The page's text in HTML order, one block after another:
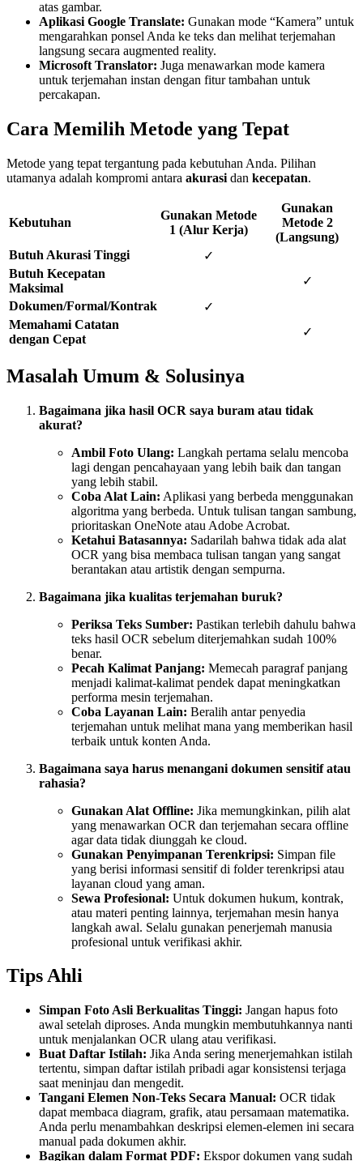
atas gambar.
Aplikasi Google Translate: Gunakan mode “Kamera” untuk
mengarahkan ponsel Anda ke teks dan melihat terjemahan
langsung secara augmented reality.
Microsoft Translator: Juga menawarkan mode kamera
untuk terjemahan instan dengan fitur tambahan untuk
percakapan.
Cara Memilih Metode yang Tepat
Metode yang tepat tergantung pada kebutuhan Anda. Pilihan
utamanya adalah kompromi antara akurasi dan kecepatan.
Kebutuhan
Gunakan Metode
1 (Alur Kerja)
Gunakan
Metode 2
(Langsung)
Butuh Akurasi Tinggi
✓
Butuh Kecepatan
Maksimal
✓
Dokumen/Formal/Kontrak
✓
Memahami Catatan
dengan Cepat
✓
Masalah Umum & Solusinya
Bagaimana jika hasil OCR saya buram atau tidak
akurat?
Ambil Foto Ulang: Langkah pertama selalu mencoba
lagi dengan pencahayaan yang lebih baik dan tangan
yang lebih stabil.
Coba Alat Lain: Aplikasi yang berbeda menggunakan
algoritma yang berbeda. Untuk tulisan tangan sambung,
prioritaskan OneNote atau Adobe Acrobat.
Ketahui Batasannya: Sadarilah bahwa tidak ada alat
OCR yang bisa membaca tulisan tangan yang sangat
berantakan atau artistik dengan sempurna.
Bagaimana jika kualitas terjemahan buruk?
Periksa Teks Sumber: Pastikan terlebih dahulu bahwa
teks hasil OCR sebelum diterjemahkan sudah 100%
benar.
Pecah Kalimat Panjang: Memecah paragraf panjang
menjadi kalimat-kalimat pendek dapat meningkatkan
performa mesin terjemahan.
Coba Layanan Lain: Beralih antar penyedia
terjemahan untuk melihat mana yang memberikan hasil
terbaik untuk konten Anda.
Bagaimana saya harus menangani dokumen sensitif atau
rahasia?
Gunakan Alat Offline: Jika memungkinkan, pilih alat
yang menawarkan OCR dan terjemahan secara offline
agar data tidak diunggah ke cloud.
Gunakan Penyimpanan Terenkripsi: Simpan file
yang berisi informasi sensitif di folder terenkripsi atau
layanan cloud yang aman.
Sewa Profesional: Untuk dokumen hukum, kontrak,
atau materi penting lainnya, terjemahan mesin hanya
langkah awal. Selalu gunakan penerjemah manusia
profesional untuk verifikasi akhir.
Tips Ahli
Simpan Foto Asli Berkualitas Tinggi: Jangan hapus foto
awal setelah diproses. Anda mungkin membutuhkannya nanti
untuk menjalankan OCR ulang atau verifikasi.
Buat Daftar Istilah: Jika Anda sering menerjemahkan istilah
tertentu, simpan daftar istilah pribadi agar konsistensi terjaga
saat meninjau dan mengedit.
Tangani Elemen Non-Teks Secara Manual: OCR tidak
dapat membaca diagram, grafik, atau persamaan matematika.
Anda perlu menambahkan deskripsi elemen-elemen ini secara
manual pada dokumen akhir.
Bagikan dalam Format PDF: Ekspor dokumen yang sudah